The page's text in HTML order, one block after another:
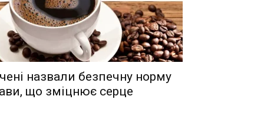
назвали безпечну норму
що зміцнює серце